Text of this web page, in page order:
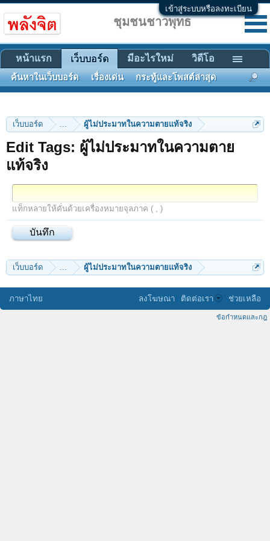
เข้าสู่ระบบหรือลงทะเบียน
เว็บบอร์ด ... ผู้ไม่ประมาทในความตายแท้จริง
Edit Tags: ผู้ไม่ประมาทในความตาย
แท้จริง
แท็กหลายให้คั่นด้วยเครื่องหมายจุลภาค ( , )
เว็บบอร์ด ... ผู้ไม่ประมาทในความตายแท้จริง
ชุมชนชาวพุทธ
หน้าแรก เว็บบอร์ด
ค้นหาในเว็บบอร์ด เรื่องเด่น กระทู้และโพสต์ล่าสุด
มีอะไรใหม่ วิดีโอ
ภาษาไทย ลงโฆษณา ติดต่อเรา ช่วยเหลือ
ข้อกำหนดและกฎ